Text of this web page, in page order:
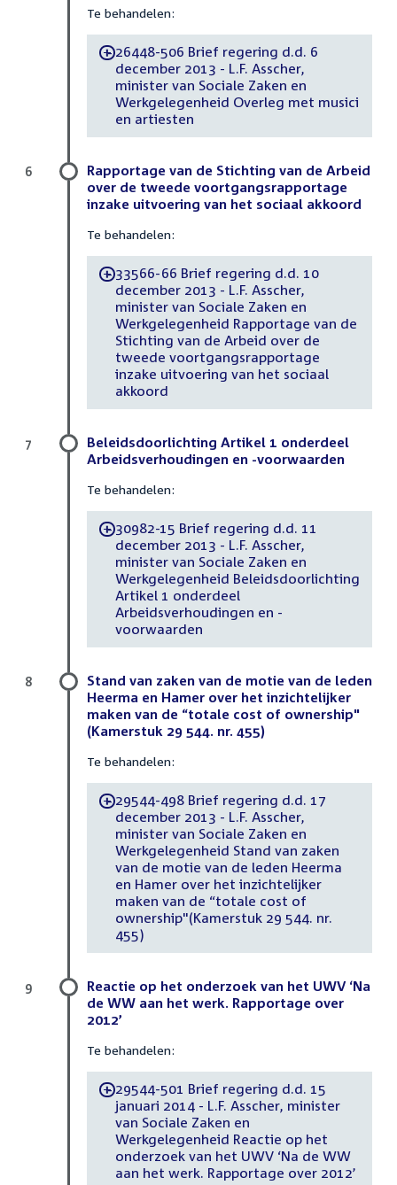
Te behandelen:
-26448-506 Brief regering d.d. 6
december 2013 - L.F. Asscher,
minister van Sociale Zaken en
Werkgelegenheid Overleg met musici
en artiesten
Rapportage van de Stichting van de Arbeid
over de tweede voortgangsrapportage
inzake uitvoering van het sociaal akkoord
Te behandelen:
-33566-66 Brief regering d.d. 10
december 2013 - L.F. Asscher,
minister van Sociale Zaken en
Werkgelegenheid Rapportage van de
Stichting van de Arbeid over de
tweede voortgangsrapportage
inzake uitvoering van het sociaal
akkoord
6
Beleidsdoorlichting Artikel 1 onderdeel
Arbeidsverhoudingen en -voorwaarden
Te behandelen:
-30982-15 Brief regering d.d. 11
december 2013 - L.F. Asscher,
minister van Sociale Zaken en
Werkgelegenheid Beleidsdoorlichting
Artikel 1 onderdeel
Arbeidsverhoudingen en -
voorwaarden
7
Stand van zaken van de motie van de leden
Heerma en Hamer over het inzichtelijker
maken van de “totale cost of ownership"
(Kamerstuk 29 544. nr. 455)
Te behandelen:
-29544-498 Brief regering d.d. 17
december 2013 - L.F. Asscher,
minister van Sociale Zaken en
Werkgelegenheid Stand van zaken
van de motie van de leden Heerma
en Hamer over het inzichtelijker
maken van de “totale cost of
ownership"(Kamerstuk 29 544. nr.
455)
8
Reactie op het onderzoek van het UWV ‘Na
de WW aan het werk. Rapportage over
2012’
Te behandelen:
-29544-501 Brief regering d.d. 15
januari 2014 - L.F. Asscher, minister
van Sociale Zaken en
Werkgelegenheid Reactie op het
onderzoek van het UWV ‘Na de WW
aan het werk. Rapportage over 2012’
9